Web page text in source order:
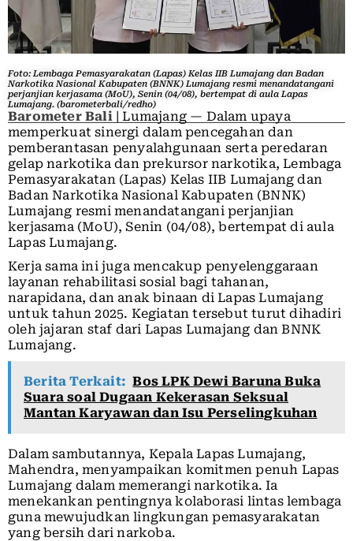
Foto: Lembaga Pemasyarakatan (Lapas) Kelas IIB Lumajang dan Badan
Narkotika Nasional Kabupaten (BNNK) Lumajang resmi menandatangani
perjanjian kerjasama (MoU), Senin (04/08), bertempat di aula Lapas
Lumajang. (barometerbali/redho)
Barometer Bali | Lumajang — Dalam upaya
memperkuat sinergi dalam pencegahan dan
pemberantasan penyalahgunaan serta peredaran
gelap narkotika dan prekursor narkotika, Lembaga
Pemasyarakatan (Lapas) Kelas IIB Lumajang dan
Badan Narkotika Nasional Kabupaten (BNNK)
Lumajang resmi menandatangani perjanjian
kerjasama (MoU), Senin (04/08), bertempat di aula
Lapas Lumajang.
Kerja sama ini juga mencakup penyelenggaraan
layanan rehabilitasi sosial bagi tahanan,
narapidana, dan anak binaan di Lapas Lumajang
untuk tahun 2025. Kegiatan tersebut turut dihadiri
oleh jajaran staf dari Lapas Lumajang dan BNNK
Lumajang.
Berita Terkait: Bos LPK Dewi Baruna Buka
Suara soal Dugaan Kekerasan Seksual
Mantan Karyawan dan Isu Perselingkuhan
Dalam sambutannya, Kepala Lapas Lumajang,
Mahendra, menyampaikan komitmen penuh Lapas
Lumajang dalam memerangi narkotika. Ia
menekankan pentingnya kolaborasi lintas lembaga
guna mewujudkan lingkungan pemasyarakatan
yang bersih dari narkoba.